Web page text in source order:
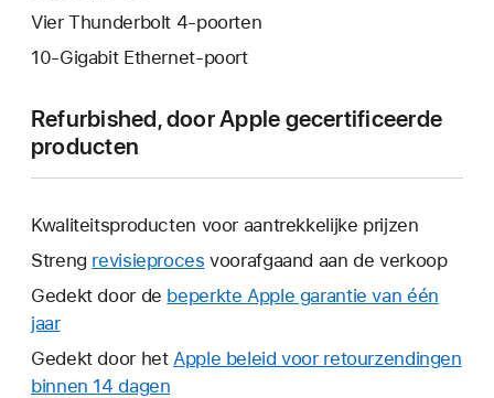
Vier Thunderbolt 4-poorten
10-Gigabit Ethernet-poort
Refurbished, door Apple gecertificeerde
producten
Kwaliteitsproducten voor aantrekkelijke prijzen
Streng revisieproces voorafgaand aan de verkoop
Gedekt door de beperkte Apple garantie van één
jaarHierdoor
wordt
er
Gedekt door het Apple beleid voor retourzendingen
binnen 14 dagen